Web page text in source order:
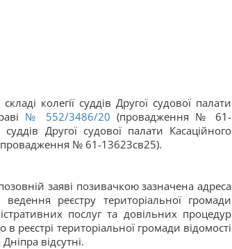
колегії суддів Другої судової палати
№ 552/3486/20 (провадження № 61-
Другої судової палати Касаційного
№ 61-13623св25).
заяві позивачкою зазначена адреса
реєстру територіальної громади
послуг та довільних процедур
реєстрі територіальної громади відомості
відсутні.